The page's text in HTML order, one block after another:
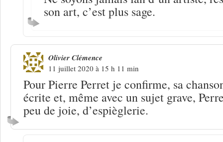
son art, c’est plus sage.
Olivier Clémence
11 juillet 2020 à 15 h 11 min
Pour Pierre Perret je confirme, sa
écrite et, même avec un sujet grave,
peu de joie, d’espièglerie.